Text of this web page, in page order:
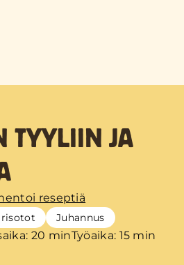
TYYLIIN JA
reseptiä
risotot Juhannus
20 minTyöaika: 15 min